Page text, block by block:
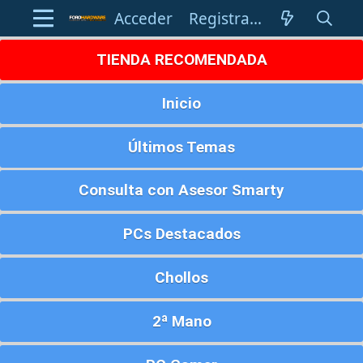
Acceder Registrarse
TIENDA RECOMENDADA
Inicio
Últimos Temas
Consulta con Asesor Smarty
PCs Destacados
Chollos
2ª Mano